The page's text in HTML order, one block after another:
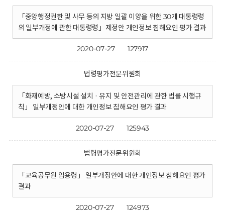
「중앙행정권한 및 사무 등의 지방 일괄 이양을 위한 30개 대통령령
의 일부개정에 관한 대통령령」제정안 개인정보 침해요인 평가 결과
2020-07-27 127917
법령평가전문위원회
「화재예방, 소방시설 설치 · 유지 및 안전관리에 관한 법률 시행규
칙」 일부개정안에 대한 개인정보 침해요인 평가 결과
2020-07-27 125943
법령평가전문위원회
「교육공무원 임용령」 일부개정안에 대한 개인정보 침해요인 평가
결과
2020-07-27 124973